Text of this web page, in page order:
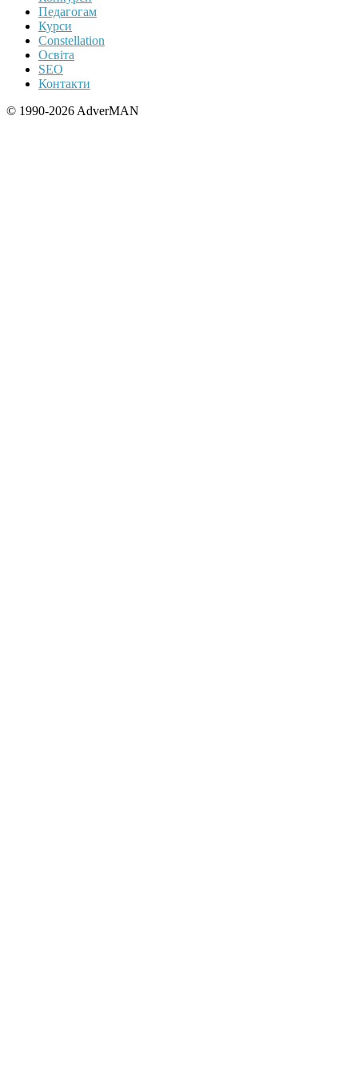
Педагогам
Курси
Constellation
Освіта
SEO
Контакти
© 1990-2026 AdverMAN